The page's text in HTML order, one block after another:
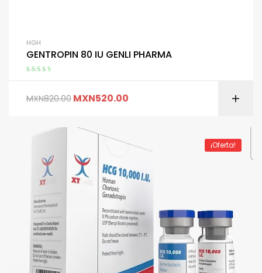
HGH
GENTROPIN 80 IU GENLI PHARMA
MXN820.00 MXN520.00
¡Oferta!